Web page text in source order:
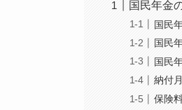
国民年金
国民
国民
国民
納付
保険